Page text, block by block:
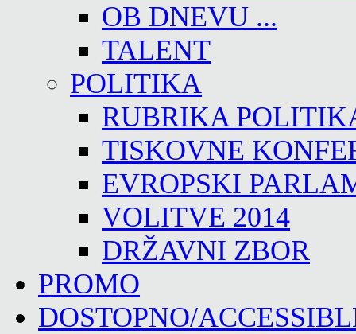
OB DNEVU ...
TALENT
POLITIKA
RUBRIKA
TISKOVNE
EVROPSKI
VOLITVE 2014
DRŽAVNI ZBOR
PROMO
DOSTOPNO/